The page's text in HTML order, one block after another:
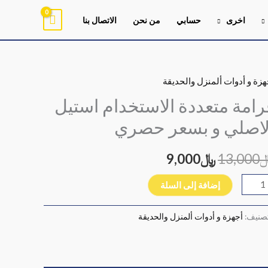
اخرى حسابي من نحن الاتصال بنا
و أدوات ألمنزل والحديقة
متعددة الاستخدام استيل
و بسعر حصري
13,000
السعر
الأصلي
هو:
﷼13,000.
﷼9,000
السعر
الحالي
هو:
إضافة إلى السلة
أجهزة و أدوات ألمنزل والحديقة